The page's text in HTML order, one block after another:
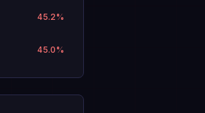
45.2%
45.0%